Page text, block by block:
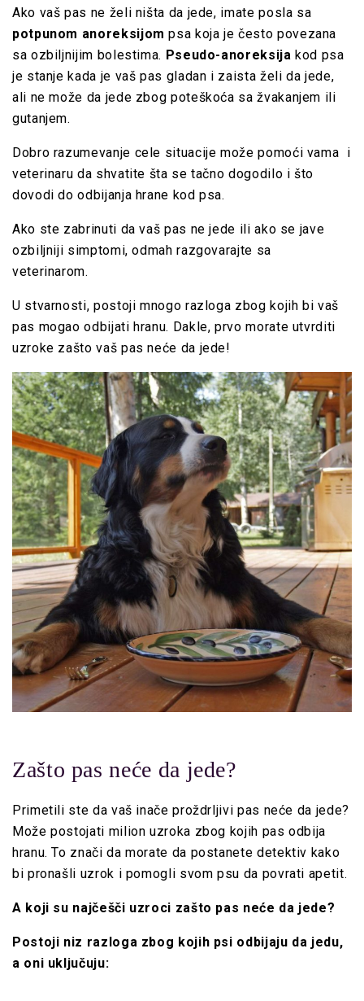
Ako vaš pas ne želi ništa da jede, imate posla sa
potpunom anoreksijom psa koja je često povezana
sa ozbiljnijim bolestima. Pseudo-anoreksija kod psa
je stanje kada je vaš pas gladan i zaista želi da jede,
ali ne može da jede zbog poteškoća sa žvakanjem ili
gutanjem.
Dobro razumevanje cele situacije može pomoći vama i
veterinaru da shvatite šta se tačno dogodilo i što
dovodi do odbijanja hrane kod psa.
Ako ste zabrinuti da vaš pas ne jede ili ako se jave
ozbiljniji simptomi, odmah razgovarajte sa
veterinarom.
U stvarnosti, postoji mnogo razloga zbog kojih bi vaš
pas mogao odbijati hranu. Dakle, prvo morate utvrditi
uzroke zašto vaš pas neće da jede!
Zašto pas neće da jede?
Primetili ste da vaš inače proždrljivi pas neće da jede?
Može postojati milion uzroka zbog kojih pas odbija
hranu. To znači da morate da postanete detektiv kako
bi pronašli uzrok i pomogli svom psu da povrati apetit.
A koji su najčešči uzroci zašto pas neće da jede?
Postoji niz razloga zbog kojih psi odbijaju da jedu,
a oni uključuju: